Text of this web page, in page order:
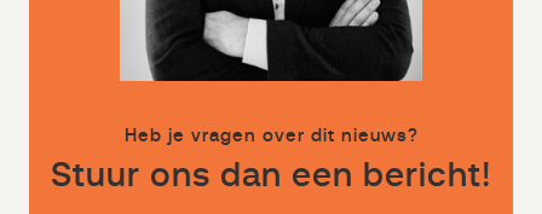
Heb je vragen over dit nieuws?
Stuur ons dan een bericht!